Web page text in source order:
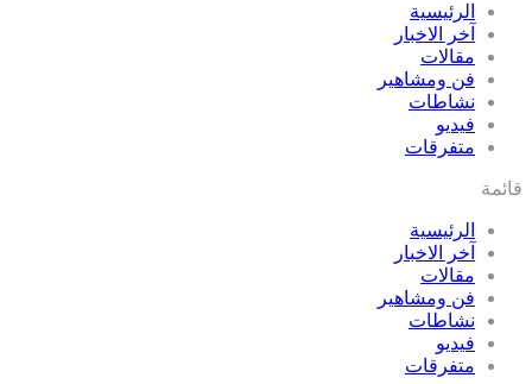
الرئيسية
آخر الاخبار
مقالات
فن ومشاهير
نشاطات
فيديو
متفرقات
قائمة
الرئيسية
آخر الاخبار
مقالات
فن ومشاهير
نشاطات
فيديو
متفرقات